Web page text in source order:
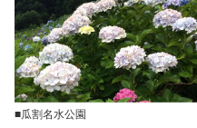
■瓜割名水公園